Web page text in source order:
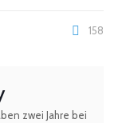
158
zwei Jahre bei